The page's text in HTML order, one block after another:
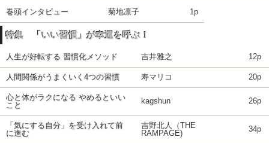
巻頭インタビュー 菊地凛子 1p
特集 「いい習慣」が幸運を呼ぶ！
人生が好転する 習慣化メソッド 吉井雅之 12p
人間関係がうまくいく4つの習慣 寿マリコ 20p
心と体がラクになる やめるといい
こと
kagshun 26p
「気にする自分」を受け入れて前
に進む
吉野北人（THE
RAMPAGE)
34p